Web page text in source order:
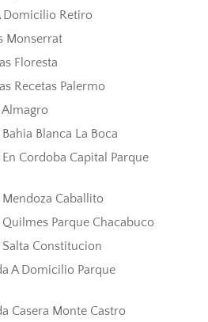
Domicilio Retiro
Monserrat
Floresta
Recetas Palermo
Blanca La Boca
Cordoba Capital Parque
Caballito
Parque Chacabuco
Constitucion
A Domicilio Parque
Casera Monte Castro